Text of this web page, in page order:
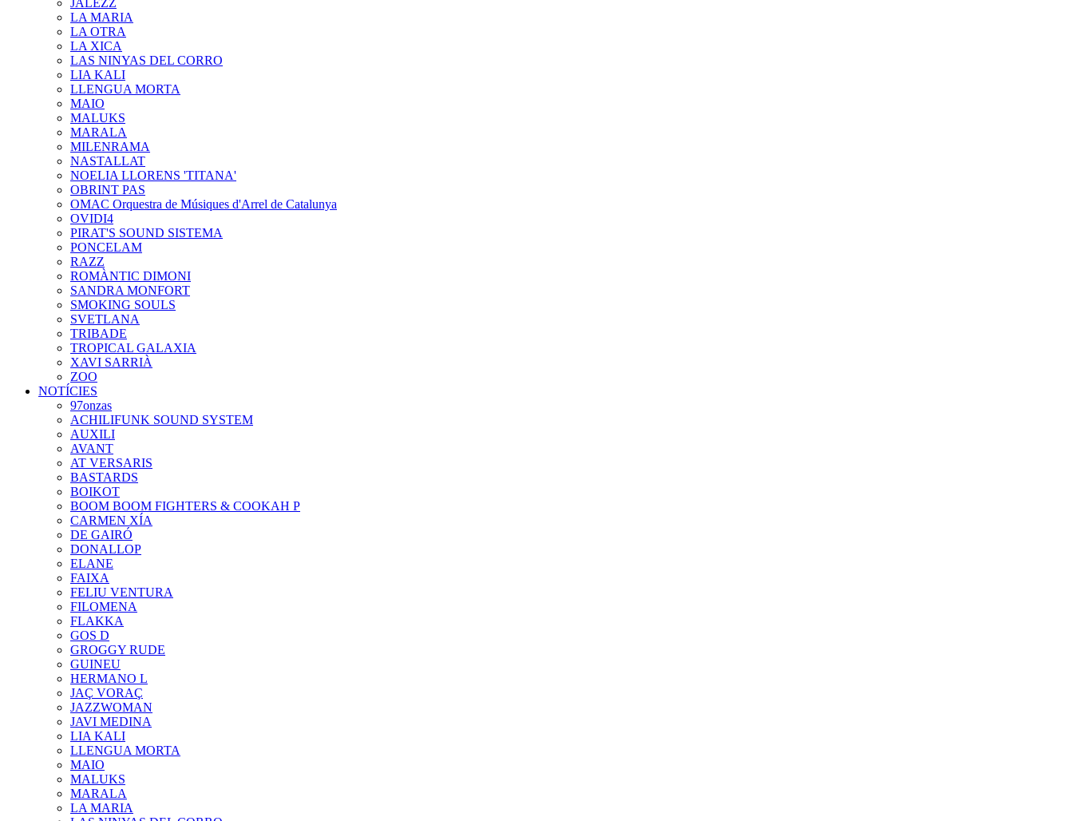
JALEZZ
LA MARIA
LA OTRA
LA XICA
LAS NINYAS DEL CORRO
LIA KALI
LLENGUA MORTA
MAIO
MALUKS
MARALA
MILENRAMA
NASTALLAT
NOELIA LLORENS 'TITANA'
OBRINT PAS
OMAC Orquestra de Músiques d'Arrel de Catalunya
OVIDI4
PIRAT'S SOUND SISTEMA
PONCELAM
RAZZ
ROMÀNTIC DIMONI
SANDRA MONFORT
SMOKING SOULS
SVETLANA
TRIBADE
TROPICAL GALAXIA
XAVI SARRIÀ
ZOO
NOTÍCIES
97onzas
ACHILIFUNK SOUND SYSTEM
AUXILI
AVANT
AT VERSARIS
BASTARDS
BOIKOT
BOOM BOOM FIGHTERS & COOKAH P
CARMEN XÍA
DE GAIRÓ
DONALLOP
ELANE
FAIXA
FELIU VENTURA
FILOMENA
FLAKKA
GOS D
GROGGY RUDE
GUINEU
HERMANO L
JAÇ VORAÇ
JAZZWOMAN
JAVI MEDINA
LIA KALI
LLENGUA MORTA
MAIO
MALUKS
MARALA
LA MARIA